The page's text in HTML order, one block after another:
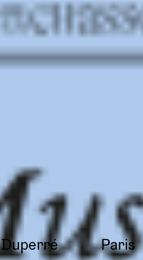
Duperré Paris